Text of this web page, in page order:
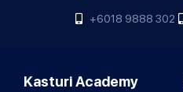
+6018 9888 302
Kasturi Academy